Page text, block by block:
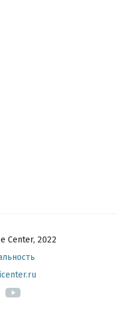
Center, 2022